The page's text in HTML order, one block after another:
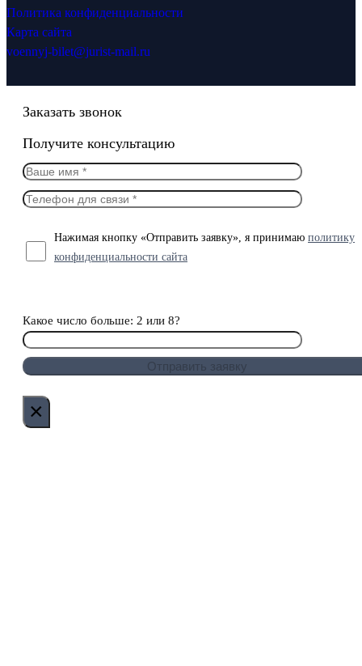
Политика конфиденциальности
Карта сайта
voennyj-bilet@jurist-mail.ru
Заказать звонок
Получите консультацию
Нажимая кнопку «Отправить заявку», я принимаю политику
конфиденциальности сайта
Какое число больше: 2 или 8?
×